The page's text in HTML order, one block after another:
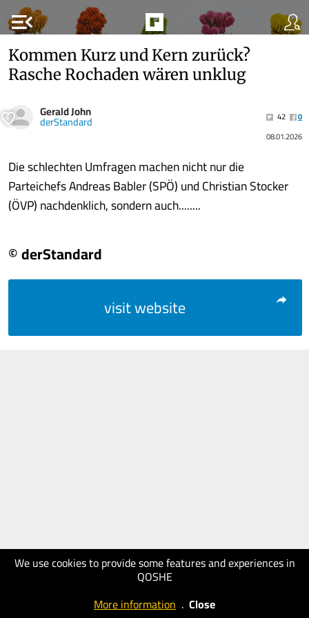
menu_open
We use cookies to provide some features and experiences in
QOSHE
More information . Close
Kommen Kurz und Kern zurück?
Rasche Rochaden wären unklug
Gerald John
derStandard 42
0
08.01.2026
Die schlechten Umfragen machen nicht nur die
Parteichefs Andreas Babler (SPÖ) und Christian Stocker
(ÖVP) nachdenklich, sondern auch........
© derStandard
visit website